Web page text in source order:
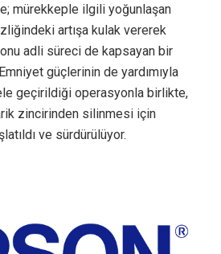
mürekkeple ilgili yoğunlaşan
artışa kulak vererek
adli süreci de kapsayan bir
güçlerinin de yardımıyla
geçirildiği operasyonla birlikte,
zincirinden silinmesi için
ve sürdürülüyor.